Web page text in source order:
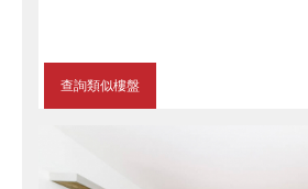
查詢類似樓盤